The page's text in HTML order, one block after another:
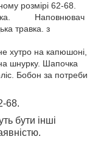
розмірі 62-68.
Наповнювач
травка. з
100.
на капюшоні,
шнурку. Шапочка
Бобон за потреби
68.
бути інші